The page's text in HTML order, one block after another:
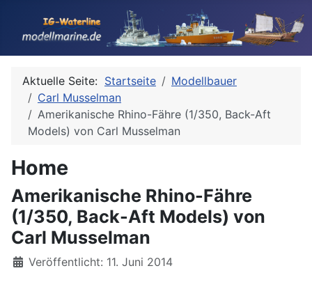
Aktuelle Seite: Startseite
Modellbauer
Carl Musselman
Amerikanische Rhino-Fähre (1/350, Back-Aft
Models) von Carl Musselman
Home
Amerikanische Rhino-Fähre
(1/350, Back-Aft Models) von
Carl Musselman
Details
Veröffentlicht: 11. Juni 2014